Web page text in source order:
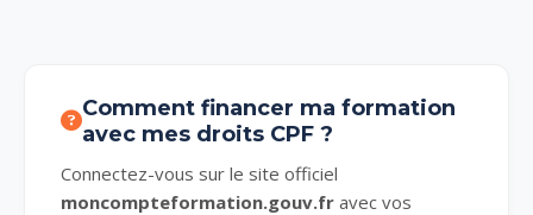
Comment financer ma formation
avec mes droits CPF ?
Connectez-vous sur le site officiel
moncompteformation.gouv.fr avec vos